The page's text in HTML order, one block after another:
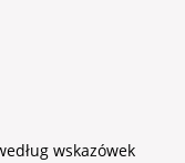
wskazówek